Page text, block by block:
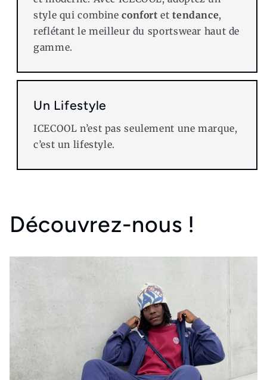
style qui combineconfort ettendance,
reflétant le meilleur du sportswear haut de
gamme.
Un Lifestyle
ICECOOL n’est pas seulement une marque,
c’est un lifestyle.
Découvrez-nous !